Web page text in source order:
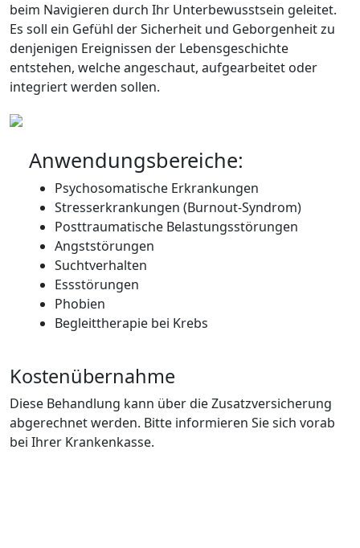
beim Navigieren durch Ihr Unterbewusstsein geleitet.
Es soll ein Gefühl der Sicherheit und Geborgenheit zu
denjenigen Ereignissen der Lebensgeschichte
entstehen, welche angeschaut, aufgearbeitet oder
integriert werden sollen.
Anwendungsbereiche:
Psychosomatische Erkrankungen
Stresserkrankungen (Burnout-Syndrom)
Posttraumatische Belastungsstörungen
Angststörungen
Suchtverhalten
Essstörungen
Phobien
Begleittherapie bei Krebs
Kostenübernahme
Diese Behandlung kann über die Zusatzversicherung
abgerechnet werden. Bitte informieren Sie sich vorab
bei Ihrer Krankenkasse.